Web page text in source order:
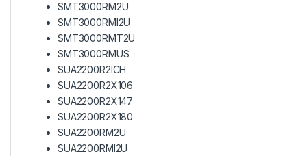
SMT3000RM2U
SMT3000RMI2U
SMT3000RMT2U
SMT3000RMUS
SUA2200R2ICH
SUA2200R2X106
SUA2200R2X147
SUA2200R2X180
SUA2200RM2U
SUA2200RMI2U